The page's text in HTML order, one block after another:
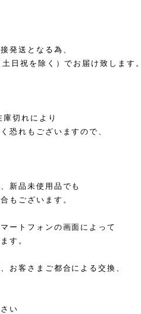
発送となる為、
日祝を除く）でお届け致します。
切れにより
恐れもございますので、
新品未使用品でも
もございます。
ートフォンの画面によって
す。
お客さまご都合による交換、
い